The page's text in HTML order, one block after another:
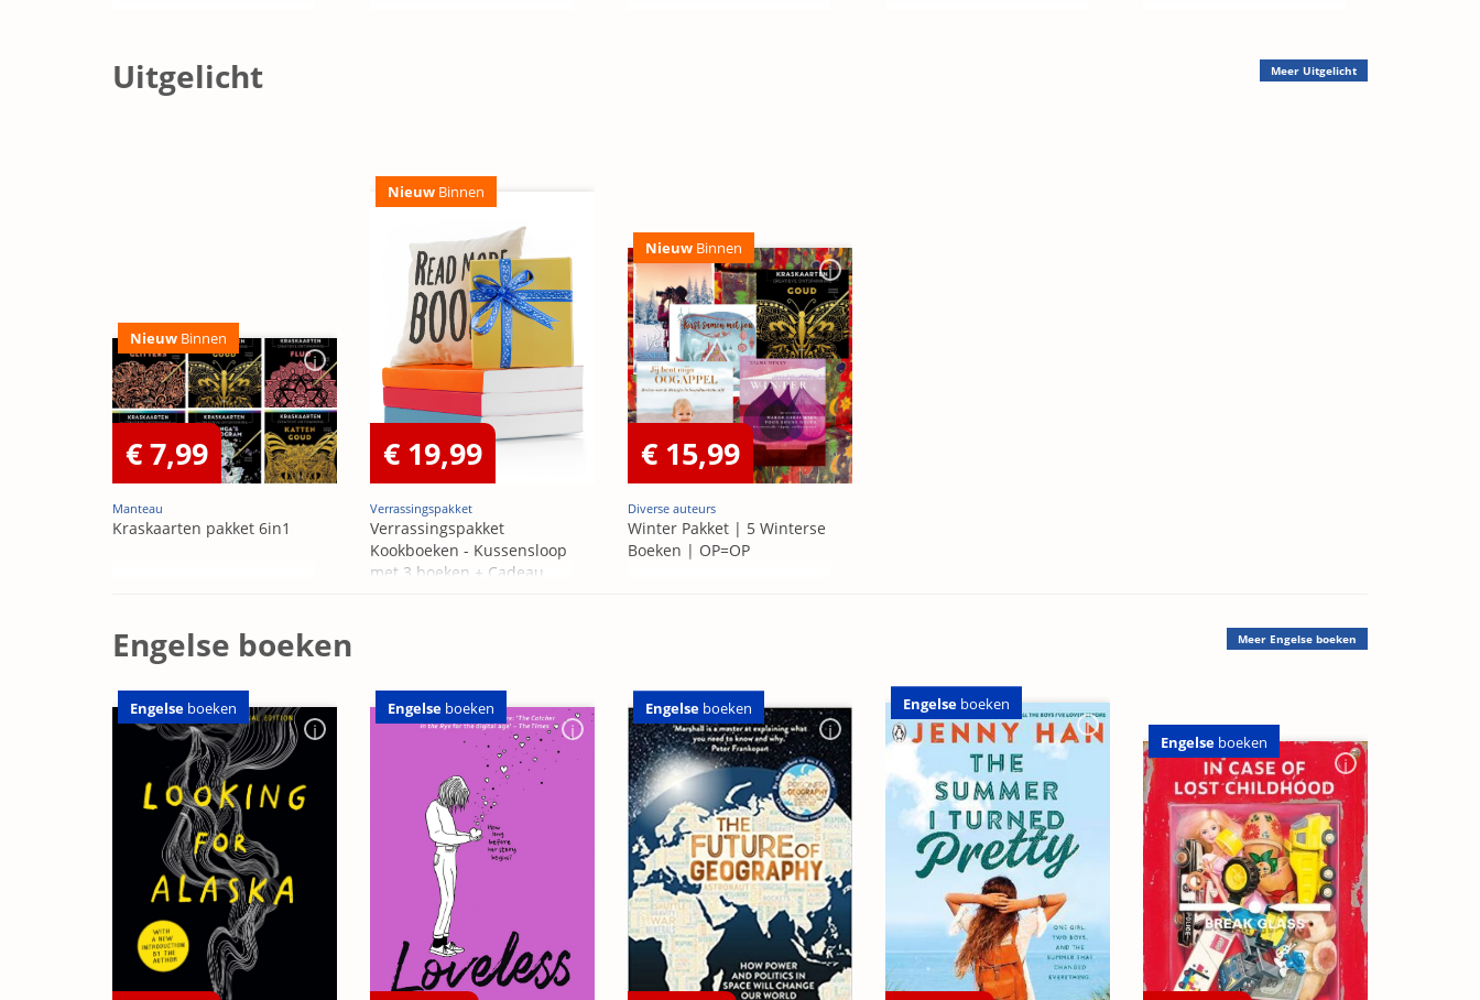
Uitgelicht Meer Uitgelicht
Nieuw Binnen
€ 7,99
Manteau
Kraskaarten pakket 6in1
Nieuw Binnen
€ 19,99
Verrassingspakket
Verrassingspakket
Kookboeken - Kussensloop
met 3 boeken + Cadeau
Nieuw Binnen
€ 15,99
Diverse auteurs
Winter Pakket | 5 Winterse
Boeken | OP=OP
Engelse boeken Meer Engelse boeken
Engelse boeken Engelse boeken Engelse boeken Engelse boeken
Engelse boeken